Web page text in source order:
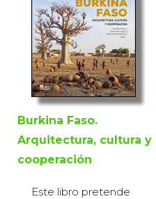
Burkina Faso.
Arquitectura, cultura y
cooperación
Este libro pretende